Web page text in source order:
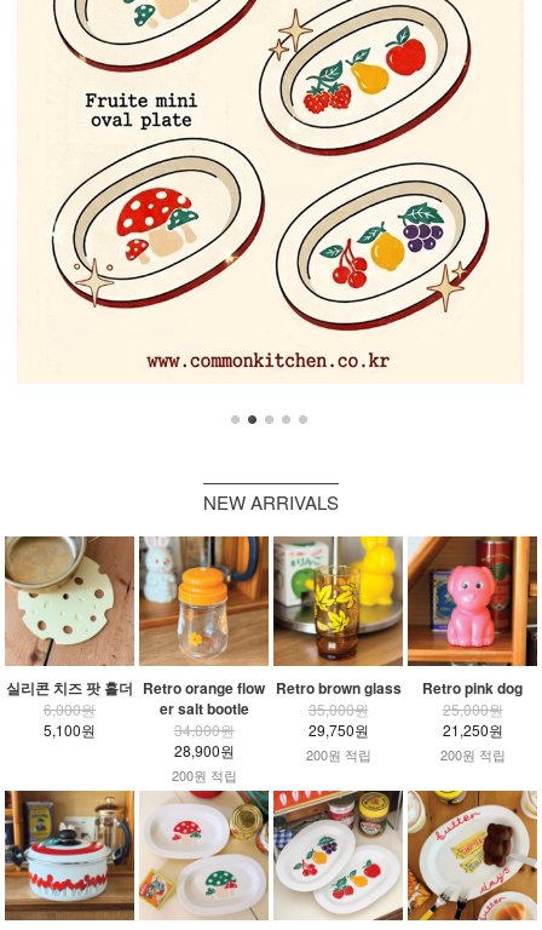
NEW ARRIVALS
실리콘 치즈 팟 홀더
6,000원
5,100원
Retro orange flow
er salt bootle
34,000원
28,900원
200원 적립
Retro brown glass
35,000원
29,750원
200원 적립
Retro pink dog
25,000원
21,250원
200원 적립